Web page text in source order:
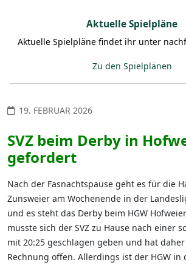
Aktuelle Spielpläne
Aktuelle Spielpläne findet ihr unter
Zu den Spielplänen
19. FEBRUAR 2026
SVZ beim Derby in
gefordert
Nach der Fasnachtspause geht es für die
Zunsweier am Wochenende in der
und es steht das Derby beim HGW
musste sich der SVZ zu Hause nach einer
mit 20:25 geschlagen geben und hat
Rechnung offen. Allerdings ist der HGW in